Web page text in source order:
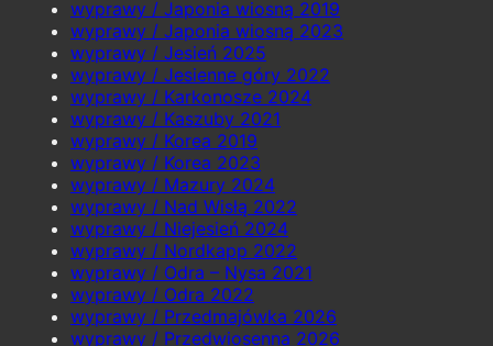
wyprawy / Japonia wiosną 2019
wyprawy / Japonia wiosną 2023
wyprawy / Jesień 2025
wyprawy / Jesienne góry 2022
wyprawy / Karkonosze 2024
wyprawy / Kaszuby 2021
wyprawy / Korea 2019
wyprawy / Korea 2023
wyprawy / Mazury 2024
wyprawy / Nad Wisłą 2022
wyprawy / Niejesień 2024
wyprawy / Nordkapp 2022
wyprawy / Odra – Nysa 2021
wyprawy / Odra 2022
wyprawy / Przedmajówka 2026
wyprawy / Przedwiosenna 2026